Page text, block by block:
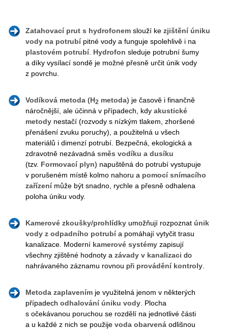
Zatahovací prut s hydrofonem slouží ke zjištění úniku
vody na potrubípitné vody a funguje spolehlivě i na
plastovém potrubí. Hydrofon sleduje potrubní šumy
a díky vysílací sondě je možné přesně určit únik vody
z povrchu.
Vodíková metoda (H2 metoda) je časově i finančně
náročnější, ale účinná v případech, kdy akustické
metody nestačí (rozvody s nízkým tlakem, zhoršené
přenášení zvuku poruchy), a použitelná u všech
materiálů i dimenzí potrubí. Bezpečná, ekologická a
zdravotně nezávadná směs vodíku a dusíku
(tzv. Formovací plyn) napuštěná do potrubí vystupuje
v porušeném místě kolmo nahoru a pomocí snímacího
zařízenímůže být snadno, rychle a přesně odhalena
poloha úniku vody.
Kamerové zkoušky/prohlídky umožňují rozpoznat únik
vody z odpadního potrubía pomáhají vytyčit trasu
kanalizace. Moderní kamerové systémy zapisují
všechny zjištěné hodnoty a závady v kanalizaci do
nahrávaného záznamu rovnou při provádění kontroly
Metoda zaplavením je využitelná jenom v některých
případech odhalování úniku vody . Plocha
s očekávanou poruchou se rozdělí na jednotlivé části
a u každé z nich se použije voda obarvená odlišnou